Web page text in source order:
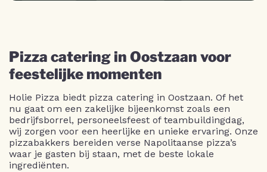
Pizza catering in Oostzaan voor
feestelijke momenten
Holie Pizza biedt pizza catering in Oostzaan. Of het
nu gaat om een zakelijke bijeenkomst zoals een
bedrijfsborrel, personeelsfeest of teambuildingdag,
wij zorgen voor een heerlijke en unieke ervaring. Onze
pizzabakkers bereiden verse Napolitaanse pizza’s
waar je gasten bij staan, met de beste lokale
ingrediënten.